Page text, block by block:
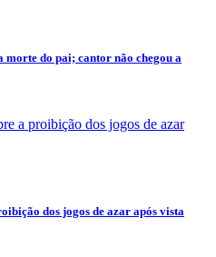
do pai; cantor não chegou a
dos jogos de azar após vista